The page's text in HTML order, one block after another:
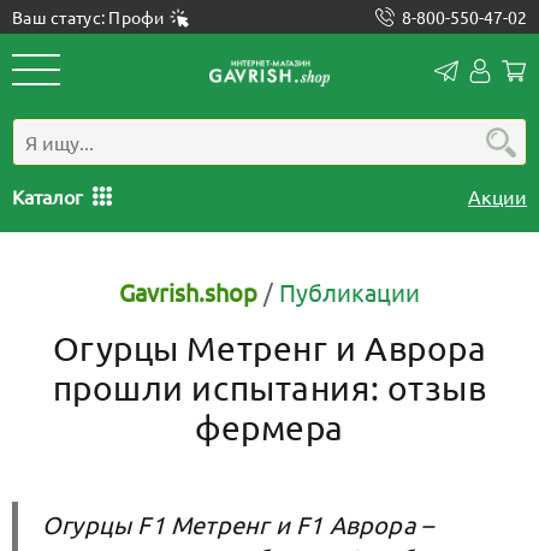
Ваш статус: Профи 8-800-550-47-02
Каталог Акции
Gavrish.shop / Публикации
Огурцы Метренг и Аврора
прошли испытания: отзыв
фермера
Огурцы F1 Метренг и F1 Аврора –